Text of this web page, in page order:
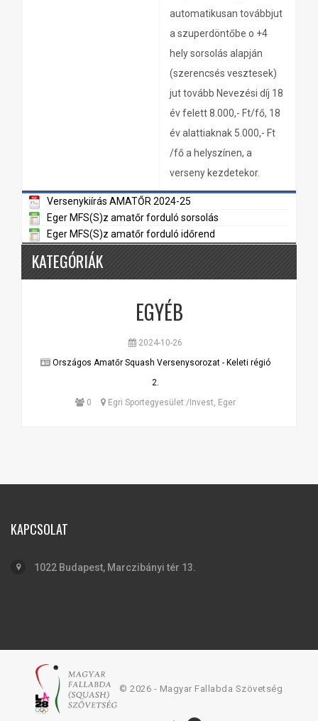
automatikusan továbbjut
a szuperdöntőbe o +4
hely sorsolás alapján
(szerencsés vesztesek)
jut tovább Nevezési díj 18
év felett 8.000,- Ft/fő, 18
év alattiaknak 5.000,- Ft
/fő a helyszínen, a
verseny kezdetekor.
Versenykiírás AMATŐR 2024-25
Eger MFS(S)z amatőr forduló sorsolás
Eger MFS(S)z amatőr forduló időrend
KATEGÓRIÁK
EGYÉB
2024-10-26
Országos Amatőr Squash Versenysorozat - Keleti régió
2.
0
Egri Sportegyesület /Invest, Eger
KAPCSOLAT
1022 Budapest, Marczibányi tér 13.
© 2026 - Magyar Fallabda Szövetség